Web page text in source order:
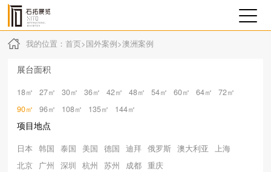
我的位置： 首页>国外案例>澳洲案例
展台面积
18㎡ 27㎡ 30㎡ 36㎡ 42㎡ 48㎡ 54㎡ 60㎡ 64㎡
72㎡
90㎡
96㎡ 108㎡ 135㎡ 144㎡
项目地点
日本 韩国 泰国 美国 德国 迪拜 俄罗斯 澳大利亚
上海
北京
广州 深圳 杭州 苏州 成都 重庆